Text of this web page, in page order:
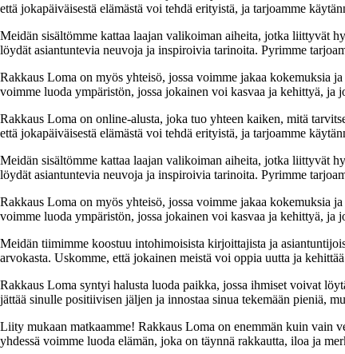
että jokapäiväisestä elämästä voi tehdä erityistä, ja tarjoamme
Meidän sisältömme kattaa laajan valikoiman aiheita, jotka liittyvät
löydät asiantuntevia neuvoja ja inspiroivia tarinoita. Pyrimme
Rakkaus Loma on myös yhteisö, jossa voimme jakaa kokemuksia
voimme luoda ympäristön, jossa jokainen voi kasvaa ja kehittyä, ja
Rakkaus Loma on online-alusta, joka tuo yhteen kaiken, mitä
että jokapäiväisestä elämästä voi tehdä erityistä, ja tarjoamme
Meidän sisältömme kattaa laajan valikoiman aiheita, jotka liittyvät
löydät asiantuntevia neuvoja ja inspiroivia tarinoita. Pyrimme
Rakkaus Loma on myös yhteisö, jossa voimme jakaa kokemuksia
voimme luoda ympäristön, jossa jokainen voi kasvaa ja kehittyä, ja
Meidän tiimimme koostuu intohimoisista kirjoittajista ja
arvokasta. Uskomme, että jokainen meistä voi oppia uutta ja
Rakkaus Loma syntyi halusta luoda paikka, jossa ihmiset voivat
jättää sinulle positiivisen jäljen ja innostaa sinua tekemään pieniä,
Liity mukaan matkaamme! Rakkaus Loma on enemmän kuin vain
yhdessä voimme luoda elämän, joka on täynnä rakkautta, iloa ja